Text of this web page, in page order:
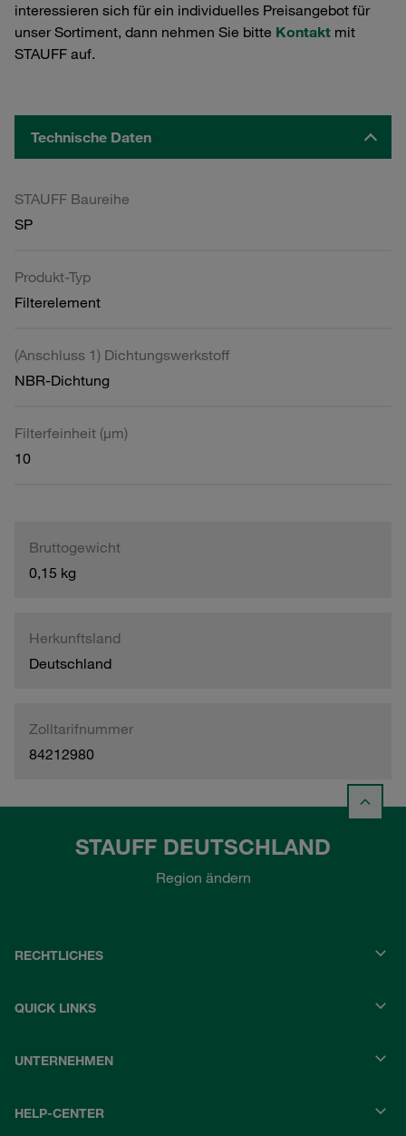
interessieren sich für ein individuelles Preisangebot für
unser Sortiment, dann nehmen Sie bitte Kontakt mit
STAUFF auf.
Technische Daten
STAUFF Baureihe
SP
Produkt-Typ
Filterelement
(Anschluss 1) Dichtungswerkstoff
NBR-Dichtung
Filterfeinheit (µm)
10
Bruttogewicht
0,15 kg
Herkunftsland
Deutschland
Zolltarifnummer
84212980
STAUFF DEUTSCHLAND
Region ändern
RECHTLICHES
QUICK LINKS
UNTERNEHMEN
HELP-CENTER